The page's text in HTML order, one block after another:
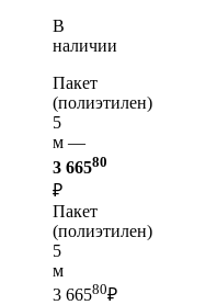
В
наличии
Пакет
(полиэтилен)
5
м —
3 66580
₽
Пакет
(полиэтилен)
5
м
3 66580₽